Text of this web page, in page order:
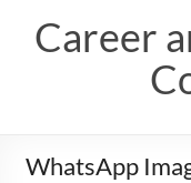
contentCareer
WhatsApp